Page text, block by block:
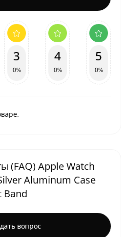
3
0%
4
0%
5
0%
(FAQ) Apple Watch
Aluminum Case
Band
вопрос